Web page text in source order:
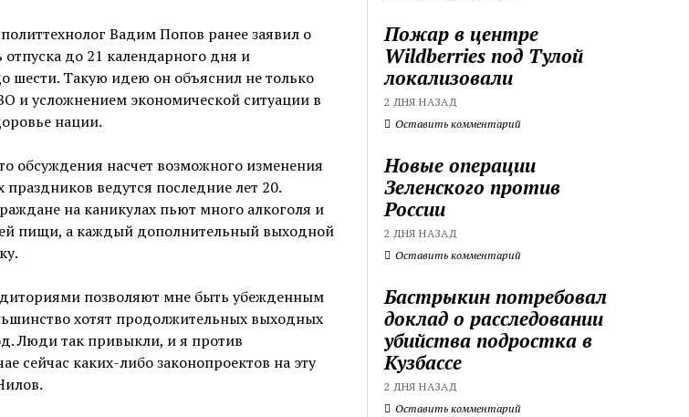
Вадим Попов ранее заявил о
до 21 календарного дня и
шести. Такую идею он объяснил не только
и усложнением экономической ситуации в
нации.
обсуждения насчет возможного изменения
ведутся последние лет 20.
на каникулах пьют много алкоголя и
пищи, а каждый дополнительный выходной
позволяют мне быть убежденным
хотят продолжительных выходных
Люди так привыкли, и я против
сейчас каких-либо законопроектов на эту
Пожар в центре
Wildberries под Тулой
локализовали
2 ДНЯ НАЗАД
Оставить комментарий
Новые операции
Зеленского против
России
2 ДНЯ НАЗАД
Оставить комментарий
Бастрыкин потребовал
доклад о расследовании
убийства подростка в
Кузбассе
2 ДНЯ НАЗАД
Оставить комментарий